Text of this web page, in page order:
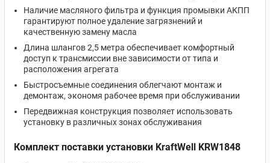
Наличие масляного фильтра и функция промывки АКПП
гарантируют полное удаление загрязнений и
качественную замену масла
Длина шлангов 2,5 метра обеспечивает комфортный
доступ к трансмиссии вне зависимости от типа и
расположения агрегата
Быстросъемные соединения облегчают монтаж и
демонтаж, экономя рабочее время при обслуживании
Передвижная конструкция позволяет использовать
установку в различных зонах обслуживания
Комплект поставки установки KraftWell KRW1848